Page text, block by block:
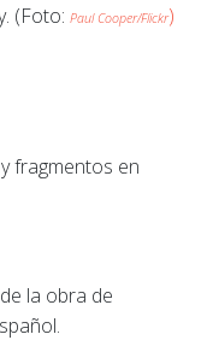
(Foto: Paul Cooper/Flickr)
fragmentos en
la obra de